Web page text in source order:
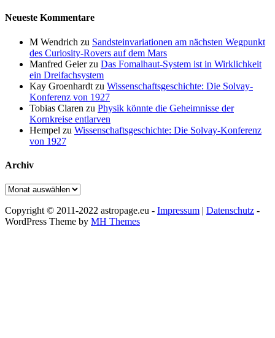
Neueste Kommentare
M Wendrich zu Sandsteinvariationen am nächsten Wegpunkt
des Curiosity-Rovers auf dem Mars
Manfred Geierzu Das Fomalhaut-System ist in Wirklichkeit
ein Dreifachsystem
Kay Groenhardt zu Wissenschaftsgeschichte: Die Solvay-
Konferenz von 1927
Tobias Claren zu Physik könnte die Geheimnisse der
Kornkreise entlarven
Hempel zu Wissenschaftsgeschichte: Die Solvay-Konferenz
von 1927
Archiv
Archiv
Copyright © 2011-2022 astropage.eu - Impressum | Datenschutz -
WordPress Theme by MH Themes